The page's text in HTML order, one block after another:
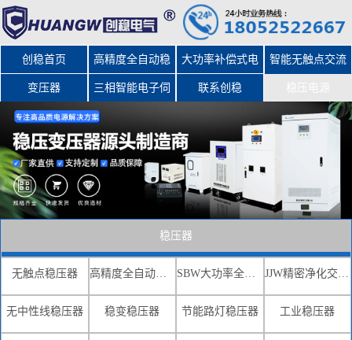
创稳首页 高精度全自动稳
压器
大功率补偿式电
力稳压器
智能无触点交流
变压器 三相智能电子伺 联系创稳
稳压器
无触点稳压器 高精度全自动交流稳压器 SBW大功率全自动补偿式电力稳压器 JJW精密净化交流稳压电源
无中性线稳压器 稳变稳压器 节能路灯稳压器 工业稳压器